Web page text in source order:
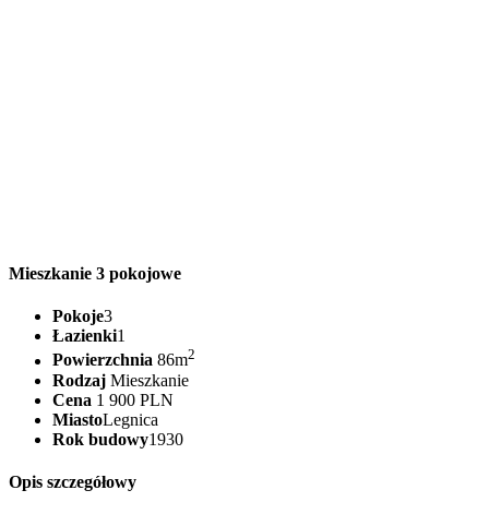
Mieszkanie 3 pokojowe
Pokoje3
Łazienki1
Powierzchnia 86m2
Rodzaj Mieszkanie
Cena 1 900 PLN
MiastoLegnica
Rok budowy1930
Opis szczegółowy